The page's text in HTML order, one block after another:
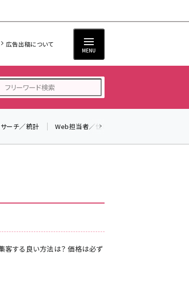
広告出稿について
MENU
z世代 (1622)
meo (1275)
ーチ／統計 Web担当者／仕事
客する良い方法は？ 価格は必ず